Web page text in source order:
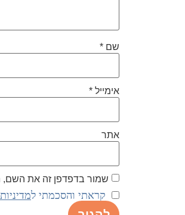
שם *
אימייל *
אתר
שמור בדפדפן זה את השם,
קראתי והסכמתי ל